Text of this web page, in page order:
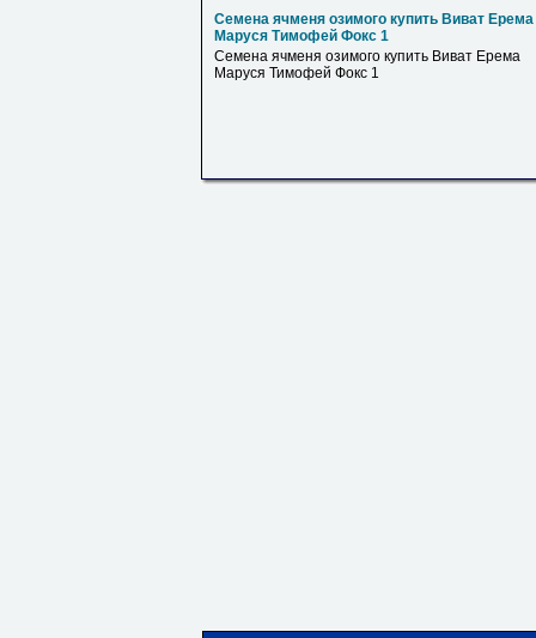
Семена ячменя озимого купить Виват Ерема
Маруся Тимофей Фокс 1
Семена ячменя озимого купить Виват Ерема
Маруся Тимофей Фокс 1